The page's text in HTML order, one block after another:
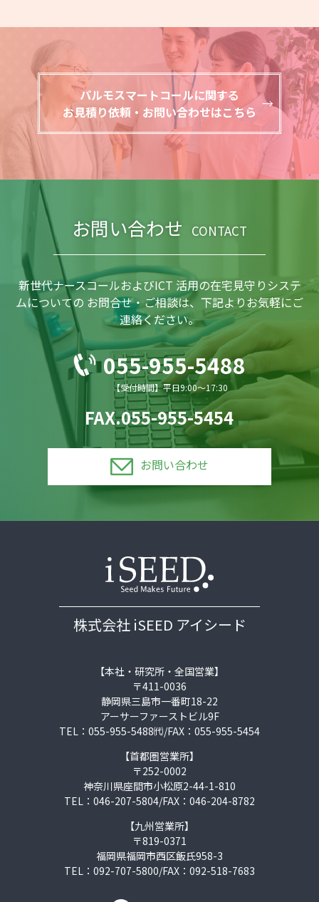
パルモスマートコールに関する
お見積り依頼・お問い合わせはこちら
お問い合わせ CONTACT
新世代ナースコールおよびICT 活用の在宅見守りシステ
ムについての お問合せ・ご相談は、下記よりお気軽にご
連絡ください。
055-955-5488
【受付時間】平日9:00〜17:30
FAX.055-955-5454
お問い合わせ
株式会社 iSEED アイシード
【本社・研究所・全国営業】
〒411-0036
静岡県三島市一番町18-22
アーサーファーストビル9F
TEL：055-955-5488㈹/FAX：055-955-5454
【首都圏営業所】
〒252-0002
神奈川県座間市小松原2-44-1-810
TEL：046-207-5804/FAX：046-204-8782
【九州営業所】
〒819-0371
福岡県福岡市西区飯氏958-3
TEL：092-707-5800/FAX：092-518-7683